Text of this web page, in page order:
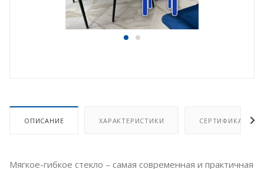
ОПИСАНИЕ ХАРАКТЕРИСТИКИ СЕРТИФИКАТ
Мягкое-гибкое стекло – самая современная и практичная